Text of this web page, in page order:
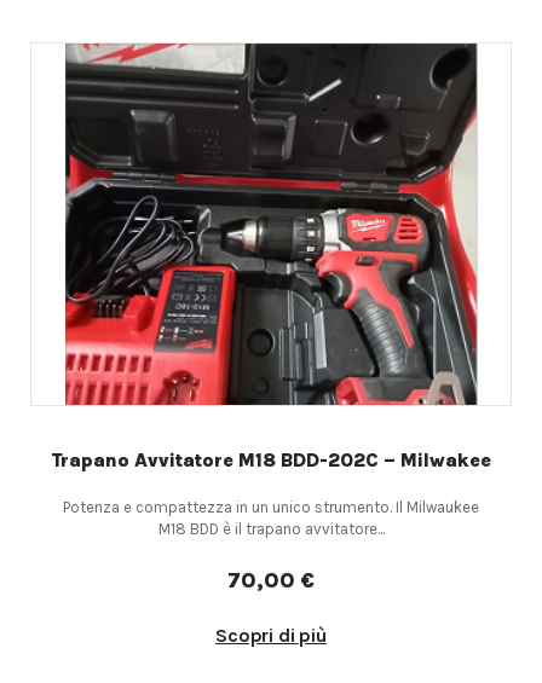
Trapano Avvitatore M18 BDD-202C – Milwakee
Potenza e compattezza in un unico strumento. Il Milwaukee
M18 BDD è il trapano avvitatore...
70,00 €
Scopri di più